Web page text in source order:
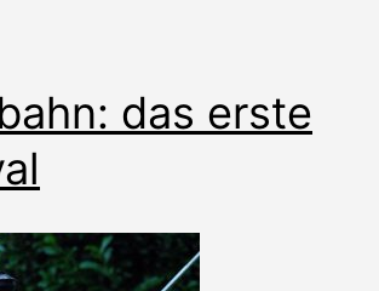
das erste